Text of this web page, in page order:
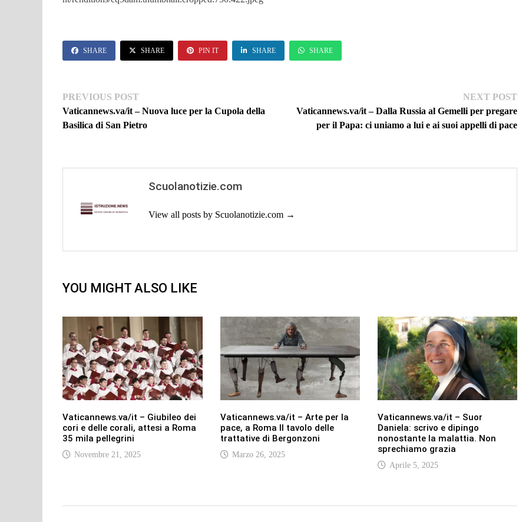
SHARE SHARE PIN IT SHARE SHARE
Navigazione
articoli
PREVIOUS POSTPrevious
post:
Vaticannews.va/it – Nuova luce per la Cupola della
Basilica di San Pietro
NEXT POSTNext
post:
Vaticannews.va/it – Dalla Russia al Gemelli per pregare
per il Papa: ci uniamo a lui e ai suoi appelli di pace
Scuolanotizie.com
View all posts by Scuolanotizie.com →
YOU MIGHT ALSO LIKE
Vaticannews.va/it – Giubileo dei
cori e delle corali, attesi a Roma
35 mila pellegrini
Novembre 21, 2025
Vaticannews.va/it – Arte per la
pace, a Roma Il tavolo delle
trattative di Bergonzoni
Marzo 26, 2025
Vaticannews.va/it – Suor
Daniela: scrivo e dipingo
nonostante la malattia. Non
sprechiamo grazia
Aprile 5, 2025